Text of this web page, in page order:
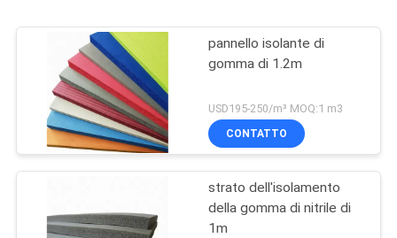
pannello isolante di
gomma di 1.2m
USD195-250/m³ MOQ:1 m3
CONTATTO
strato dell'isolamento
della gomma di nitrile di
1m